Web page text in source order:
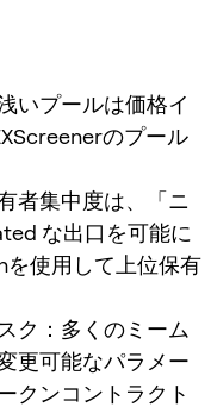
いプールは価格イ
のプール
者集中度は、「ニ
な出口を可能に
使用して上位保有
ク：多くのミーム
更可能なパラメー
クンコントラクト